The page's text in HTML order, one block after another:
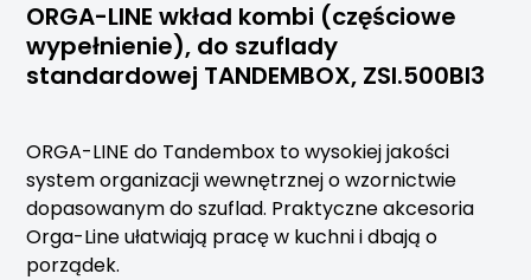
ORGA-LINE wkład kombi (częściowe
wypełnienie), do szuflady
standardowej TANDEMBOX, ZSI.500BI3
ORGA-LINE do Tandembox to wysokiej jakości
system organizacji wewnętrznej o wzornictwie
dopasowanym do szuflad. Praktyczne akcesoria
Orga-Line ułatwiają pracę w kuchni i dbają o
porządek.